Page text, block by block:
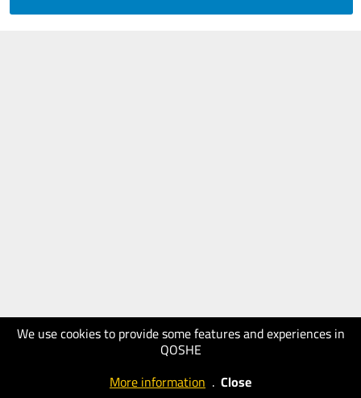
We use cookies to provide some features and experiences in
QOSHE
More information . Close